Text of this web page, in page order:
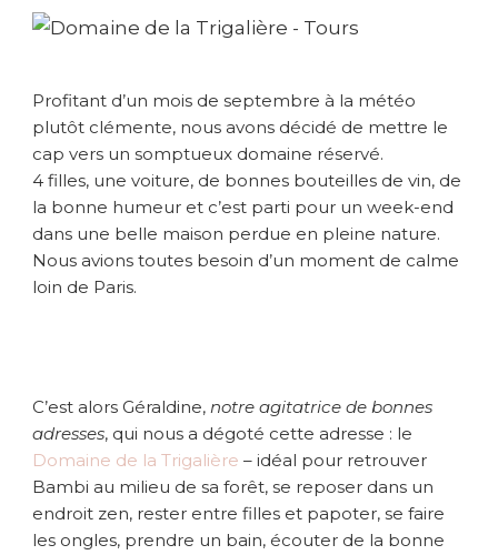
r
W
e
e
k
-
s
à
2
h
Profitant d’un mois de septembre à la météo
plutôt clémente, nous avons décidé de mettre le
cap vers un somptueux domaine réservé.
4 filles, une voiture, de bonnes bouteilles de vin, de
la bonne humeur et c’est parti pour un week-end
dans une belle maison perdue en pleine nature.
Nous avions toutes besoin d’un moment de calme
loin de Paris.
C’est alors Géraldine, notre agitatrice de bonnes
adresses, qui nous a dégoté cette adresse : le
Domaine de la Trigalière – idéal pour retrouver
Bambi au milieu de sa forêt, se reposer dans un
endroit zen, rester entre filles et papoter, se faire
les ongles, prendre un bain, écouter de la bonne